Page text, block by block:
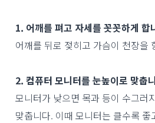
1. 어깨를 펴고 자세를 꼿꼿하게 합
어깨를 뒤로 젖히고 가슴이 천장을
2. 컴퓨터 모니터를 눈높이로 맞춥
모니터가 낮으면 목과 등이 수그러
맞춥니다. 이때 모니터는 클수록